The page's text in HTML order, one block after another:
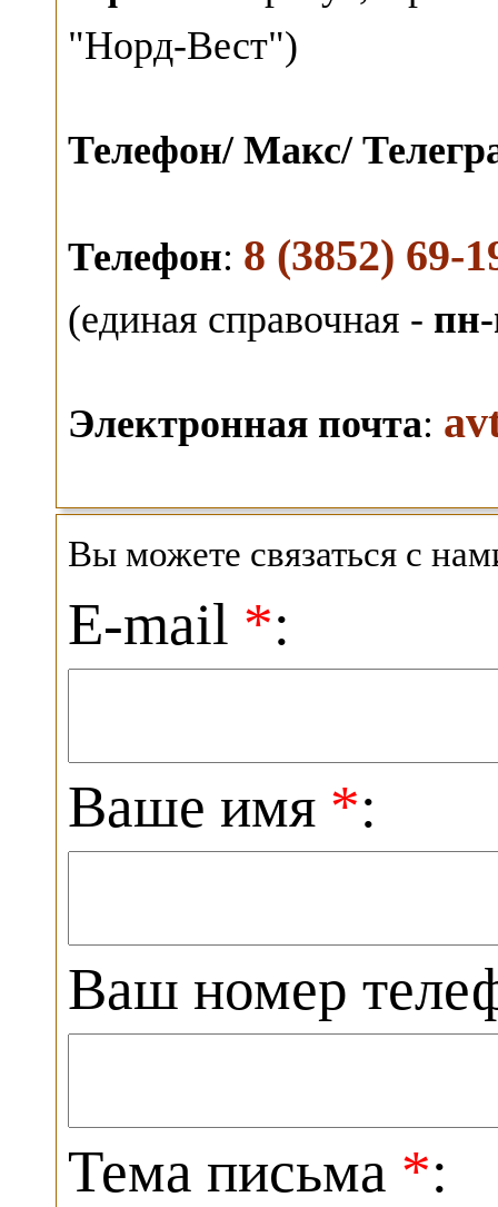
"Норд-Вест")
Телефон/ Макс/
Телефон: 8 (3852) 69-
(единая справочная -
Электронная почта:
Вы можете связаться с
E-mail *:
Ваше имя *:
Ваш номер
Тема письма *: